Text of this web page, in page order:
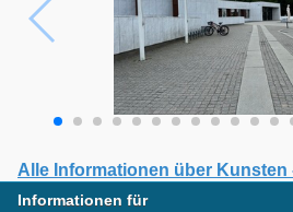
Alle Informationen über
Informationen für